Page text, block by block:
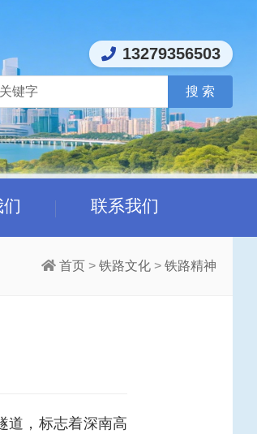
13279356503
联系我们
首页 >铁路文化 >铁路精神
道，标志着深南高